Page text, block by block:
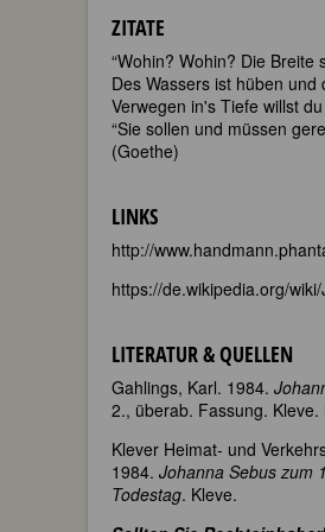
ZITATE
“Wohin? Wohin? Die Breite
Des Wassers ist hüben und
Verwegen in's Tiefe willst
“Sie sollen und müssen
(Goethe)
LINKS
http://
https://de.wikipedia.org/
LITERATUR & QUELLEN
Gahlings, Karl. 1984.
2., überab. Fassung. Kleve.
Klever Heimat- und
1984. Johanna Sebus zum
Todestag. Kleve.